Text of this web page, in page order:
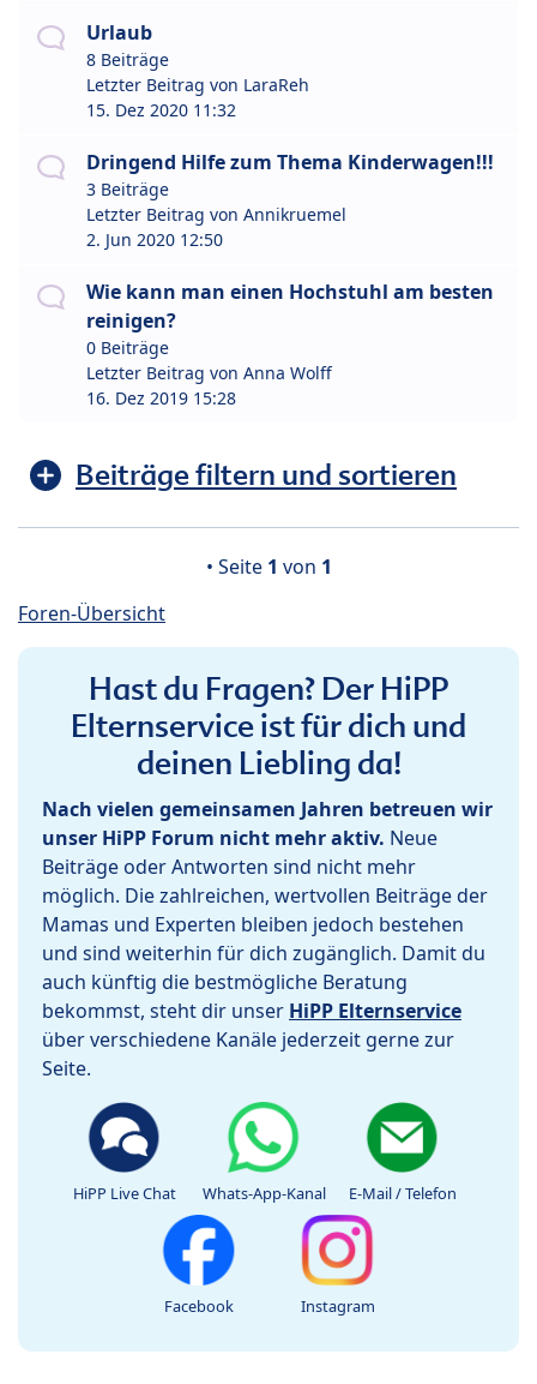
Urlaub
8 Beiträge
Letzter Beitrag von LaraReh
15. Dez 2020 11:32
Dringend Hilfe zum Thema Kinderwagen!!!
3 Beiträge
Letzter Beitrag von Annikruemel
2. Jun 2020 12:50
Wie kann man einen Hochstuhl am besten
reinigen?
0 Beiträge
Letzter Beitrag von Anna Wolff
16. Dez 2019 15:28
Beiträge filtern und sortieren
• Seite 1 von 1
Foren-Übersicht
Hast du Fragen? Der HiPP
Elternservice ist für dich und
deinen Liebling da!
Nach vielen gemeinsamen Jahren betreuen wir
unser HiPP Forum nicht mehr aktiv. Neue
Beiträge oder Antworten sind nicht mehr
möglich. Die zahlreichen, wertvollen Beiträge der
Mamas und Experten bleiben jedoch bestehen
und sind weiterhin für dich zugänglich. Damit du
auch künftig die bestmögliche Beratung
bekommst, steht dir unser HiPP Elternservice
über verschiedene Kanäle jederzeit gerne zur
Seite.
HiPP Live Chat Whats-App-Kanal E-Mail / Telefon
Facebook Instagram